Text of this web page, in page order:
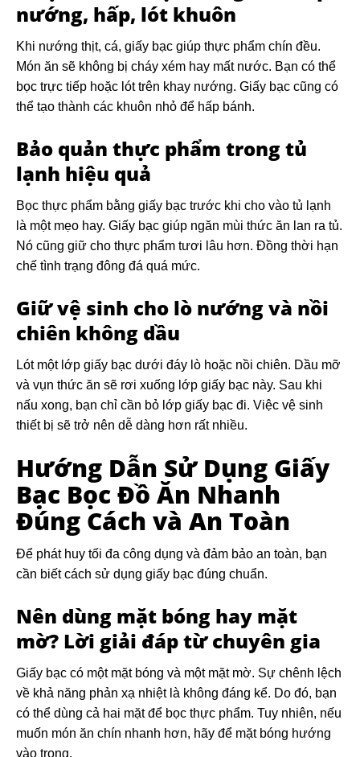
nướng, hấp, lót khuôn
Khi nướng thịt, cá, giấy bạc giúp thực phẩm chín đều.
Món ăn sẽ không bị cháy xém hay mất nước. Bạn có thể
bọc trực tiếp hoặc lót trên khay nướng. Giấy bạc cũng có
thể tạo thành các khuôn nhỏ để hấp bánh.
Bảo quản thực phẩm trong tủ
lạnh hiệu quả
Bọc thực phẩm bằng giấy bạc trước khi cho vào tủ lạnh
là một mẹo hay. Giấy bạc giúp ngăn mùi thức ăn lan ra tủ.
Nó cũng giữ cho thực phẩm tươi lâu hơn. Đồng thời hạn
chế tình trạng đông đá quá mức.
Giữ vệ sinh cho lò nướng và nồi
chiên không dầu
Lót một lớp giấy bạc dưới đáy lò hoặc nồi chiên. Dầu mỡ
và vụn thức ăn sẽ rơi xuống lớp giấy bạc này. Sau khi
nấu xong, bạn chỉ cần bỏ lớp giấy bạc đi. Việc vệ sinh
thiết bị sẽ trở nên dễ dàng hơn rất nhiều.
Hướng Dẫn Sử Dụng Giấy
Bạc Bọc Đồ Ăn Nhanh
Đúng Cách và An Toàn
Để phát huy tối đa công dụng và đảm bảo an toàn, bạn
cần biết cách sử dụng giấy bạc đúng chuẩn.
Nên dùng mặt bóng hay mặt
mờ? Lời giải đáp từ chuyên gia
Giấy bạc có một mặt bóng và một mặt mờ. Sự chênh lệch
về khả năng phản xạ nhiệt là không đáng kể. Do đó, bạn
có thể dùng cả hai mặt để bọc thực phẩm. Tuy nhiên, nếu
muốn món ăn chín nhanh hơn, hãy để mặt bóng hướng
vào trong.